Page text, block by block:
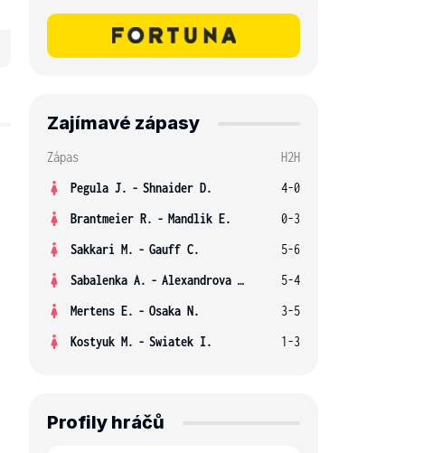
Zajímavé zápasy
Zápas
H2H
Pegula J. - Shnaider D.
4-0
Brantmeier R. - Mandlik E.
0-3
Sakkari M. - Gauff C.
5-6
Sabalenka A. - Alexandrova E.
5-4
Mertens E. - Osaka N.
3-5
Kostyuk M. - Swiatek I. 1-3
Profily hráčů